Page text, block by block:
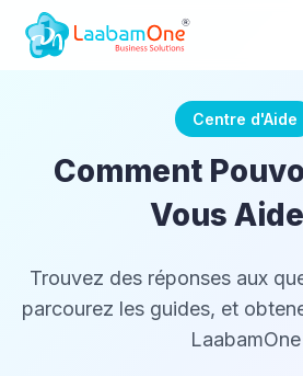
Centre d'Aide
Comment
Vous
Trouvez des réponses aux
parcourez les guides, et
LaabamOne